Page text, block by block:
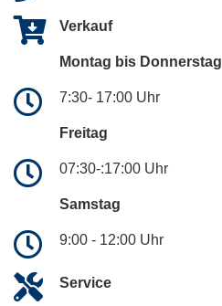
Verkauf
Montag bis Donnerstag
7:30- 17:00 Uhr
Freitag
07:30-:17:00 Uhr
Samstag
9:00 - 12:00 Uhr
Service